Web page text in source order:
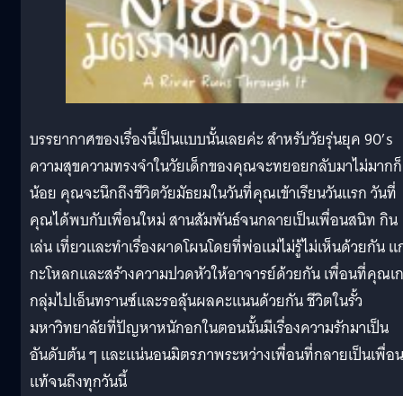
บรรยากาศของเรื่องนี้เป็นแบบนั้นเลยค่ะ สำหรับวัยรุ่นยุค 90’s
ความสุขความทรงจำในวัยเด็กของคุณจะทยอยกลับมาไม่มากก็
น้อย คุณจะนึกถึงชีวิตวัยมัธยมในวันที่คุณเข้าเรียนวันแรก วันที่
คุณได้พบกับเพื่อนใหม่ สานสัมพันธ์จนกลายเป็นเพื่อนสนิท กิน
เล่น เที่ยวและทำเรื่องผาดโผนโดยที่พ่อแม่ไม่รู้ไม่เห็นด้วยกัน
กะโหลกและสร้างความปวดหัวให้อาจารย์ด้วยกัน เพื่อนที่คุณเ
กลุ่มไปเอ็นทรานซ์และรอลุ้นผลคะแนนด้วยกัน ชีวิตในรั้ว
มหาวิทยาลัยที่ปัญหาหนักอกในตอนนั้นมีเรื่องความรักมาเป็น
อันดับต้น ๆ และแน่นอนมิตรภาพระหว่างเพื่อนที่กลายเป็นเพื่อน
แท้จนถึงทุกวันนี้